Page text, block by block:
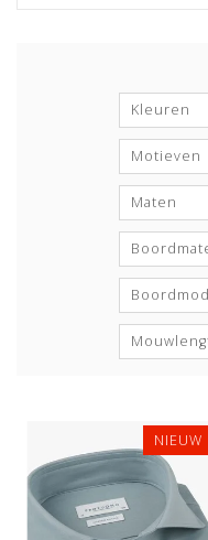
Kleuren
Motieven
Maten
NIEUW